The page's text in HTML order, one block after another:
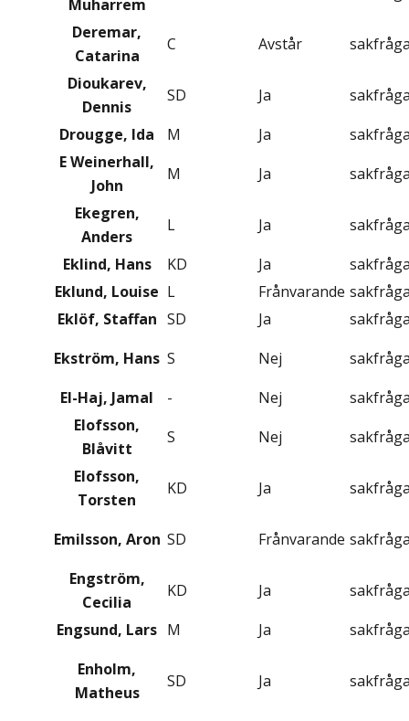
Muharrem
Deremar,
Catarina
C Avstår
Dioukarev,
Dennis
SD Ja
Drougge, Ida
M Ja
E Weinerhall,
John
M Ja
Ekegren,
Anders
L Ja
Eklind, Hans
KD Ja
Eklund, Louise L Frånvarande
Eklöf, Staffan SD Ja
Ekström, Hans S Nej
El-Haj, Jamal
- Nej
Elofsson,
Blåvitt
S Nej
Elofsson,
Torsten
KD Ja
Emilsson, Aron SD Frånvarande
Engström,
Cecilia
KD Ja
Engsund, Lars M Ja
Enholm,
Matheus
SD Ja